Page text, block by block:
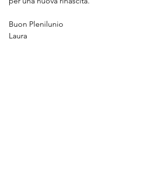
Buon Plenilunio
Laura